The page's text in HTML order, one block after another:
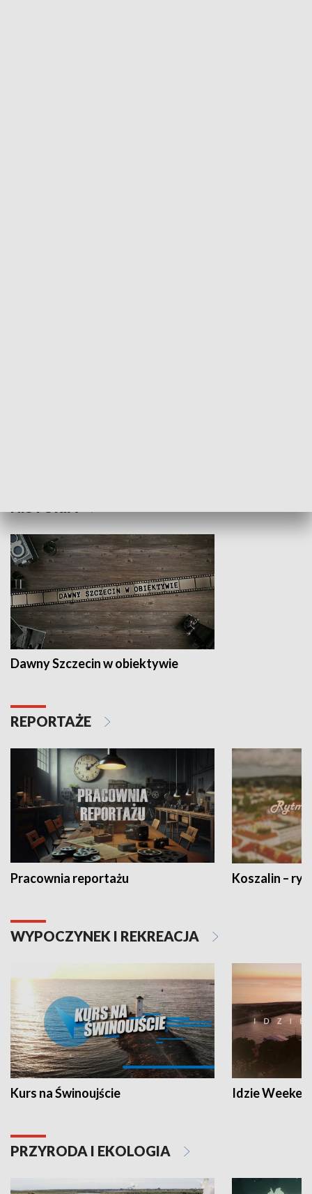
Dawny Szczecin w obiektywie
REPORTAŻE
Pracownia reportażu Koszalin –
WYPOCZYNEK I REKREACJA
Kurs na Świnoujście Idzie
PRZYRODA I EKOLOGIA